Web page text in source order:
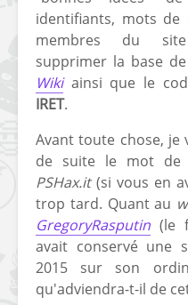
identifiants, mots de
membres du
supprimer la base
Wikiainsi que le
IRET.
Avant toute chose, je
de suite le mot de
PSHax.it(si vous en
trop tard. Quant au
GregoryRasputin (le
avait conservé une
2015 sur son
qu'adviendra-t-il de